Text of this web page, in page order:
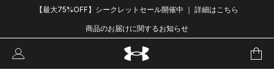
【最大75%OFF】シークレットセール開催中 ｜ 詳細はこちら
商品のお届けに関するお知らせ